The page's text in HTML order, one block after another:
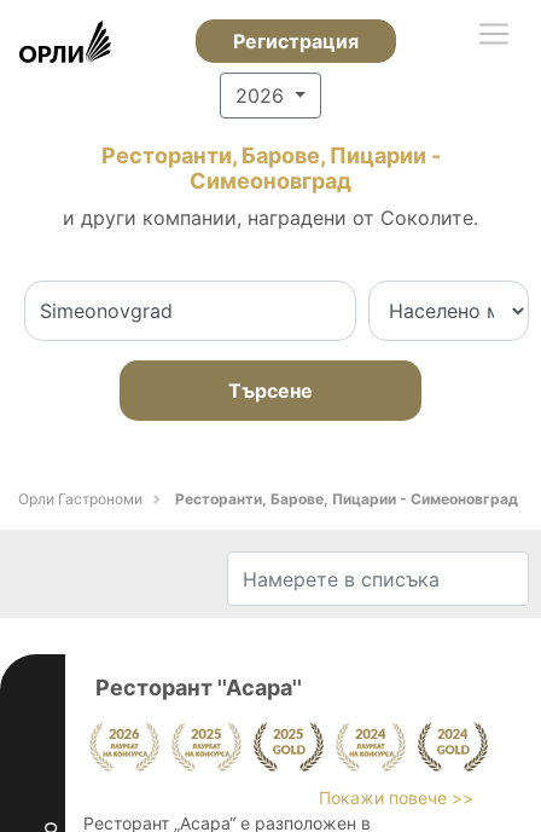
Регистрация
2026
Ресторанти, Барове, Пицарии -
Симеоновград
и други компании, наградени от Соколите.
Търсене
Орли Гастрономи Ресторанти, Барове, Пицарии - Симеоновград
Ресторант ''Асара''
Покажи повече >>
Ресторант „Асара“ е разположен в